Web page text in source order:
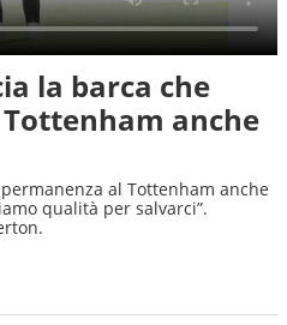
la barca che
anche
al Tottenham anche
qualità per salvarci”.